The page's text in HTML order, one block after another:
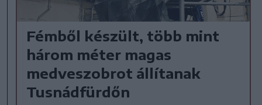
Fémből készült, több mint
három méter magas
medveszobrot állítanak
Tusnádfürdőn